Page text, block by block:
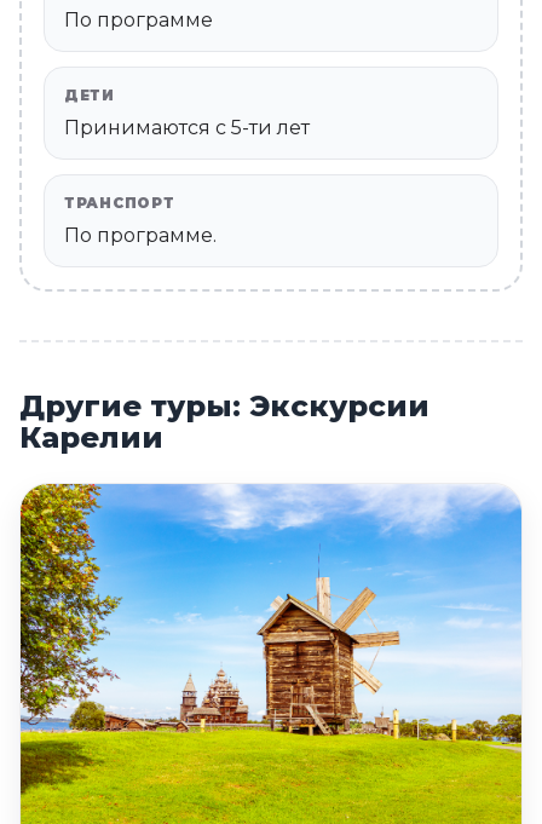
По программе
ДЕТИ
Принимаются c 5-ти лет
ТРАНСПОРТ
По программе.
Другие туры: Экскурсии
Карелии